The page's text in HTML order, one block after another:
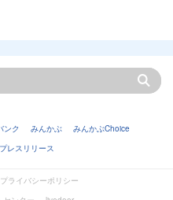
ンク みんかぶ
みんかぶChoice
プレスリリース
プライバシーポリシー